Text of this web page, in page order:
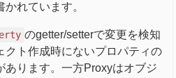
れています。
のgetter/setterで変更を検知
クト作成時にないプロパティの
あります。一方Proxyはオブジ